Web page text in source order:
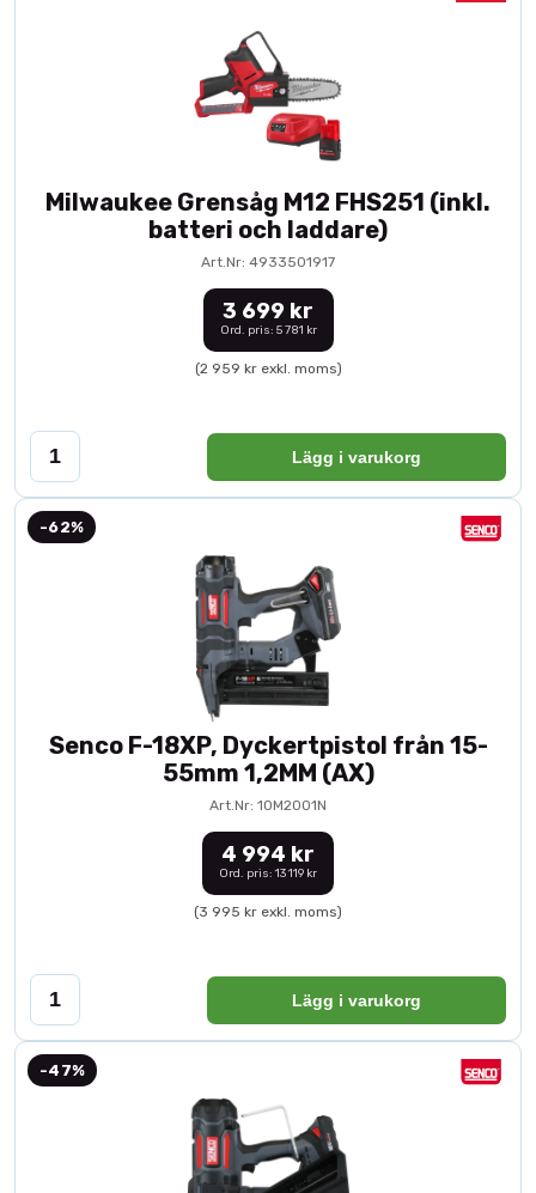
Milwaukee Grensåg M12 FHS251 (inkl.
batteri och laddare)
Art.Nr: 4933501917
3 699 kr
Ord. pris: 5 781 kr
(2 959 kr exkl. moms)
Lägg i varukorg
-62%
Senco F-18XP, Dyckertpistol från 15-
55mm 1,2MM (AX)
Art.Nr: 10M2001N
4 994 kr
Ord. pris: 13 119 kr
(3 995 kr exkl. moms)
Lägg i varukorg
-47%